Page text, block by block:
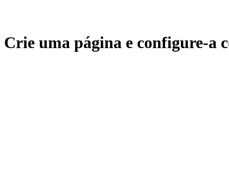
Crie uma página e configure-a